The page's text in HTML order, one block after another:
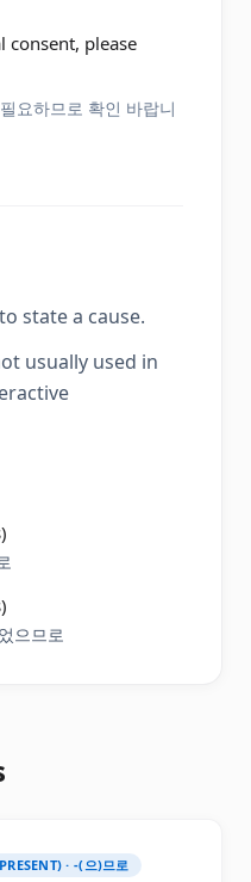
consent, please
요하므로 확인 바랍니
state a cause.
usually used in
으므로
· -(으)므로